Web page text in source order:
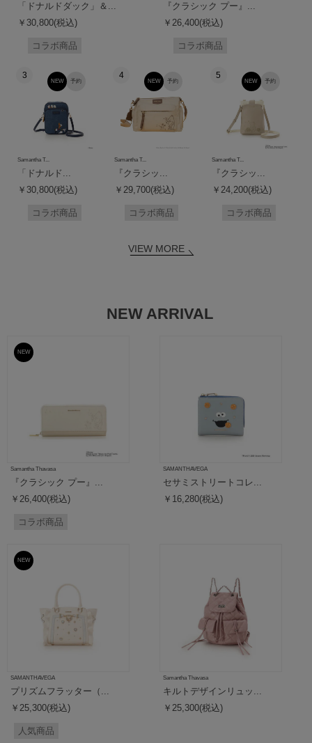
「ドナルドダック」＆...
￥30,800(税込)
コラボ商品
『クラシック プー』...
￥26,400(税込)
コラボ商品
3
予約
NEW
Samantha T...
「ドナルド...
￥30,800(税込)
コラボ商品
4
予約
NEW
Samantha T...
『クラシッ...
￥29,700(税込)
コラボ商品
5
予約
NEW
Samantha T...
『クラシッ...
￥24,200(税込)
コラボ商品
VIEW MORE
NEW ARRIVAL
予約
NEW
Samantha Thavasa
『クラシック プー』...
￥26,400(税込)
コラボ商品
SAMANTHAVEGA
セサミストリートコレ...
￥16,280(税込)
NEW
SAMANTHAVEGA
プリズムフラッター（...
￥25,300(税込)
人気商品
Samantha Thavasa
キルトデザインリュッ...
￥25,300(税込)